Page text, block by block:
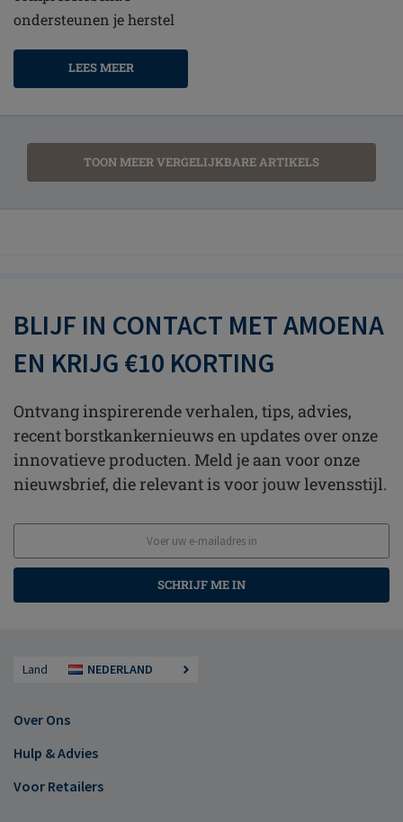
ondersteunen je herstel
LEES MEER
TOON MEER VERGELIJKBARE ARTIKELS
BLIJF IN CONTACT MET AMOENA
EN KRIJG €10 KORTING
Ontvang inspirerende verhalen, tips, advies,
recent borstkankernieuws en updates over onze
innovatieve producten. Meld je aan voor onze
nieuwsbrief, die relevant is voor jouw levensstijl.
SCHRIJF ME IN
Land NEDERLAND
Over Ons
Hulp & Advies
Voor Retailers